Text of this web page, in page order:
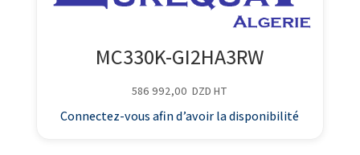
MC330K-GI2HA3RW
586 992,00 DZD HT
Connectez-vous afin d’avoir la disponibilité